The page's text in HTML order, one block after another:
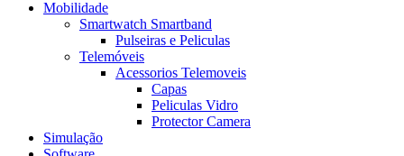
Mobilidade
Smartwatch Smartband
Pulseiras e Peliculas
Telemóveis
Acessorios Telemoveis
Capas
Peliculas Vidro
Protector Camera
Simulação